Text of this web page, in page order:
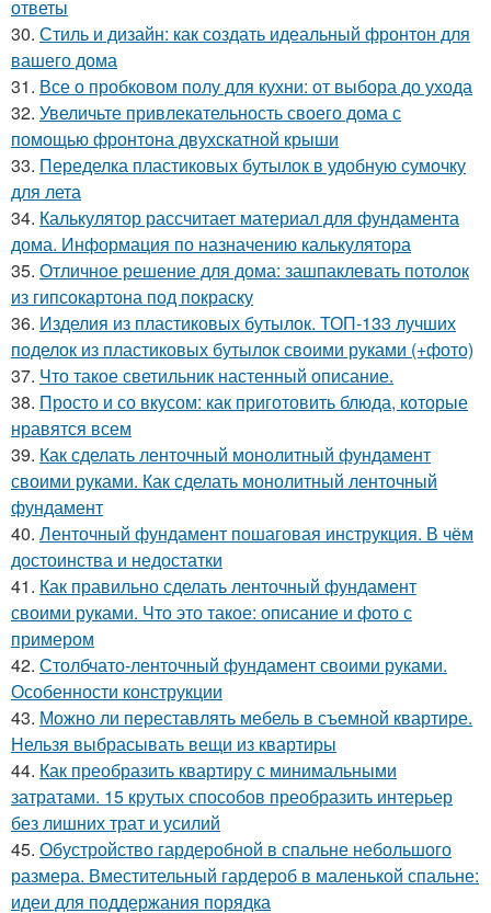
ответы
30. Стиль и дизайн: как создать идеальный фронтон для
вашего дома
31. Все о пробковом полу для кухни: от выбора до ухода
32. Увеличьте привлекательность своего дома с
помощью фронтона двухскатной крыши
33. Переделка пластиковых бутылок в удобную сумочку
для лета
34. Калькулятор рассчитает материал для фундамента
дома. Информация по назначению калькулятора
35. Отличное решение для дома: зашпаклевать потолок
из гипсокартона под покраску
36. Изделия из пластиковых бутылок. ТОП-133 лучших
поделок из пластиковых бутылок своими руками (+фото)
37. Что такое светильник настенный описание.
38. Просто и со вкусом: как приготовить блюда, которые
нравятся всем
39. Как сделать ленточный монолитный фундамент
своими руками. Как сделать монолитный ленточный
фундамент
40. Ленточный фундамент пошаговая инструкция. В чём
достоинства и недостатки
41. Как правильно сделать ленточный фундамент
своими руками. Что это такое: описание и фото с
примером
42. Столбчато-ленточный фундамент своими руками.
Особенности конструкции
43. Можно ли переставлять мебель в съемной квартире.
Нельзя выбрасывать вещи из квартиры
44. Как преобразить квартиру с минимальными
затратами. 15 крутых способов преобразить интерьер
без лишних трат и усилий
45. Обустройство гардеробной в спальне небольшого
размера. Вместительный гардероб в маленькой спальне:
идеи для поддержания порядка